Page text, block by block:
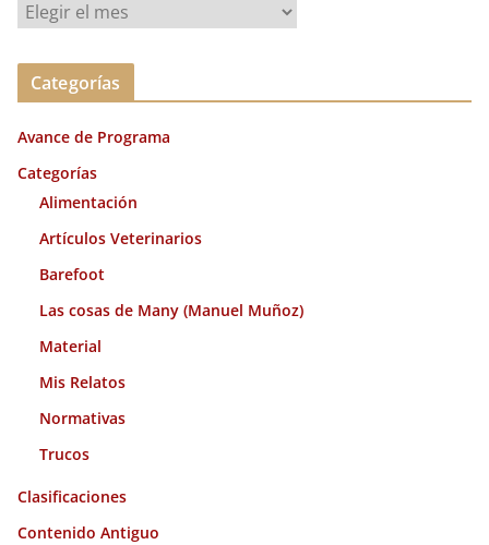
r
c
v
o
Categorías
Avance de Programa
Categorías
Alimentación
Artículos Veterinarios
Barefoot
Las cosas de Many (Manuel Muñoz)
Material
Mis Relatos
Normativas
Trucos
Clasificaciones
Contenido Antiguo